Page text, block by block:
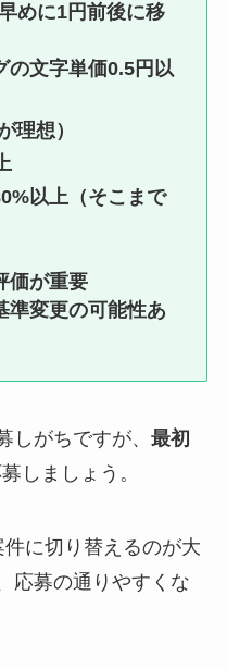
めに1円前後に移
文字単価0.5円以
理想）
以上（そこまで
価が重要
変更の可能性あ
しがちですが、 最初
しましょう。
に切り替えるのが大
応募の通りやすくな